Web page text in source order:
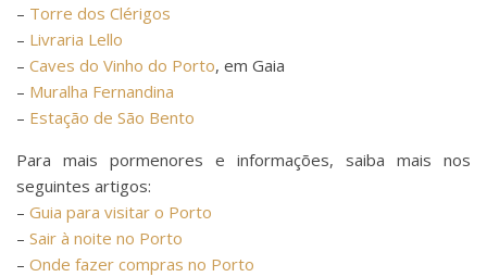
– Torre dos Clérigos
– Livraria Lello
– Caves do Vinho do Porto, em Gaia
– Muralha Fernandina
– Estação de São Bento
Para mais pormenores e informações, saiba mais nos
seguintes artigos:
– Guia para visitar o Porto
– Sair à noite no Porto
– Onde fazer compras no Porto